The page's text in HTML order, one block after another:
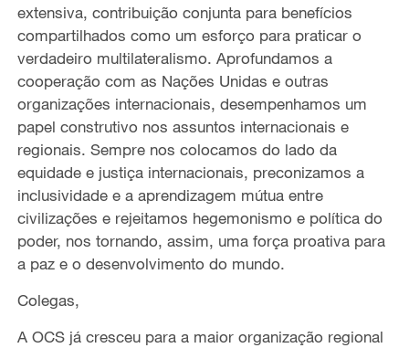
extensiva, contribuição conjunta para benefícios
compartilhados como um esforço para praticar o
verdadeiro multilateralismo. Aprofundamos a
cooperação com as Nações Unidas e outras
organizações internacionais, desempenhamos um
papel construtivo nos assuntos internacionais e
regionais. Sempre nos colocamos do lado da
equidade e justiça internacionais, preconizamos a
inclusividade e a aprendizagem mútua entre
civilizações e rejeitamos hegemonismo e política do
poder, nos tornando, assim, uma força proativa para
a paz e o desenvolvimento do mundo.
Colegas,
A OCS já cresceu para a maior organização regional